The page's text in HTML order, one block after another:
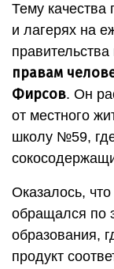
Тему качества
и лагерях на
правам
Фирсов. Он
от местного
школу №59,
Оказалось,
обращался по
образования,
продукт